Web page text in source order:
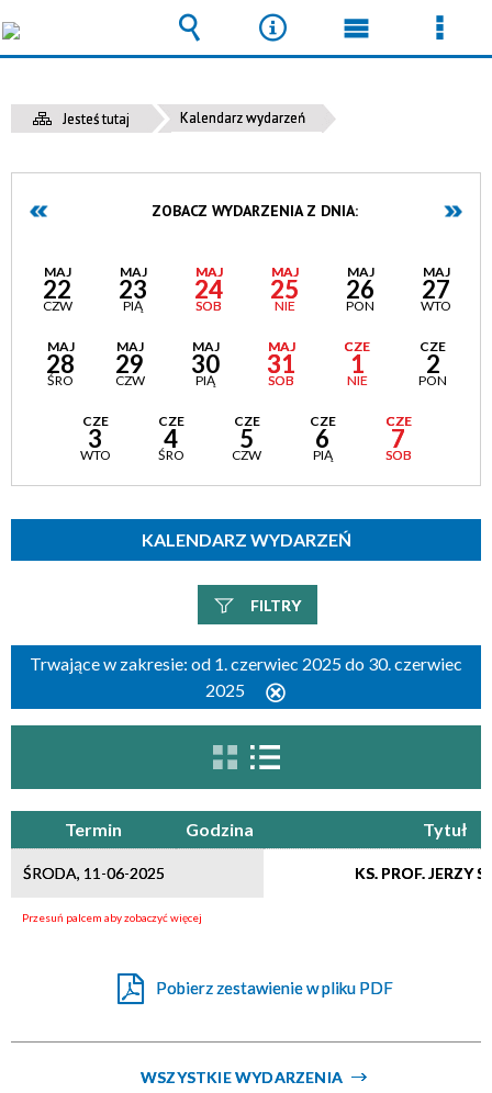
Jesteś tutaj Kalendarz wydarzeń
ZOBACZ WYDARZENIA Z DNIA:
MAJ
22
CZW
MAJ
23
PIĄ
MAJ
24
SOB
MAJ
25
NIE
MAJ
26
PON
MAJ
27
WTO
MAJ
28
ŚRO
MAJ
29
CZW
MAJ
30
PIĄ
MAJ
31
SOB
CZE
1
NIE
CZE
2
PON
CZE
3
WTO
CZE
4
ŚRO
CZE
5
CZW
CZE
6
PIĄ
CZE
7
SOB
KALENDARZ WYDARZEŃ
FILTRY
Szukana fraza
Trwające w zakresie
Miejsce
Trwające w zakresie: od 1. czerwiec 2025 do 30. czerwiec
2025
ten
filtr
Termin Godzina Tytuł
ŚRODA, 11-06-2025 KS. PROF. JERZY
Pobierz zestawienie w pliku PDF
WSZYSTKIE WYDARZENIA
Wyszukiwarka
Narzędzia
Menu